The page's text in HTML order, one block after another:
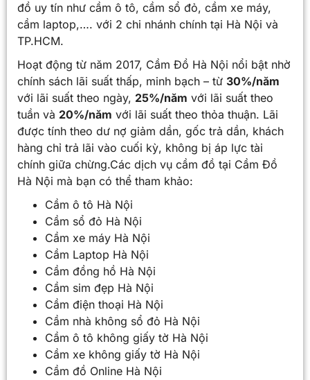
đồ uy tín như cầm ô tô, cầm sổ đỏ, cầm xe máy,
cầm laptop,…. với 2 chi nhánh chính tại Hà Nội và
TP.HCM.
Hoạt động từ năm 2017, Cầm Đồ Hà Nội nổi bật nhờ
chính sách lãi suất thấp, minh bạch – từ 30%/năm
với lãi suất theo ngày, 25%/năm với lãi suất theo
tuần và 20%/năm với lãi suất theo thỏa thuận. Lãi
được tính theo dư nợ giảm dần, gốc trả dần, khách
hàng chỉ trả lãi vào cuối kỳ, không bị áp lực tài
chính giữa chừng.Các dịch vụ cầm đồ tại Cầm Đồ
Hà Nội mà bạn có thể tham khảo:
Cầm ô tô Hà Nội
Cầm sổ đỏ Hà Nội
Cầm xe máy Hà Nội
Cầm Laptop Hà Nội
Cầm đồng hồ Hà Nội
Cầm sim đẹp Hà Nội
Cầm điện thoại Hà Nội
Cầm nhà không sổ đỏ Hà Nội
Cầm ô tô không giấy tờ Hà Nội
Cầm xe không giấy tờ Hà Nội
Cầm đồ Online Hà Nội